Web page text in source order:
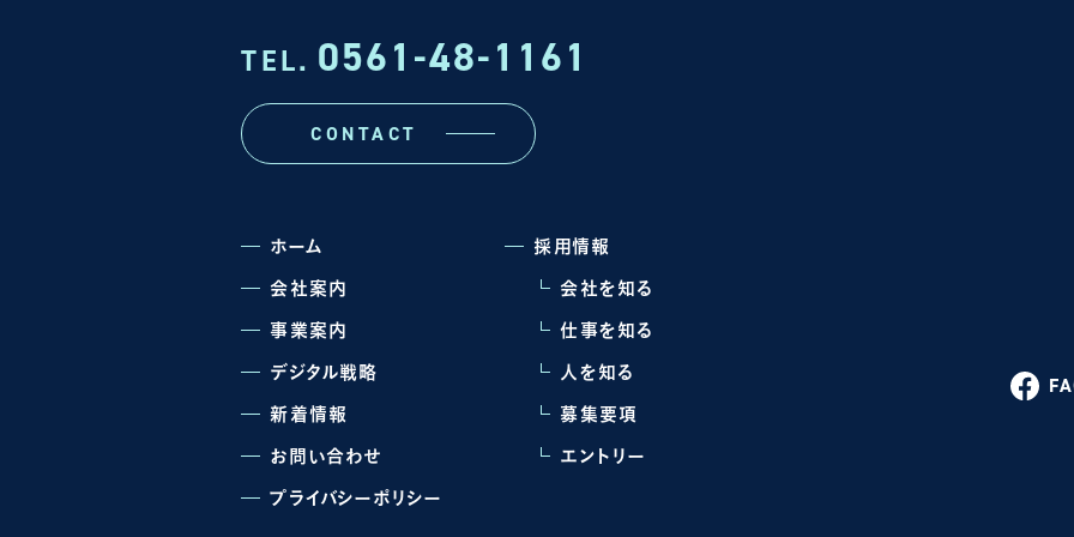
TEL. 0561-48-1161
CONTACT
ホーム
会社案内
事業案内
デジタル戦略
新着情報
お問い合わせ
プライバシーポリシー
採用情報
会社を知る
仕事を知る
人を知る
募集要項
エントリー